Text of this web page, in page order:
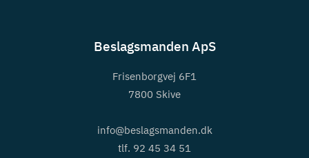
Beslagsmanden ApS
Frisenborgvej 6F1
7800 Skive
info@beslagsmanden.dk
tlf. 92 45 34 51